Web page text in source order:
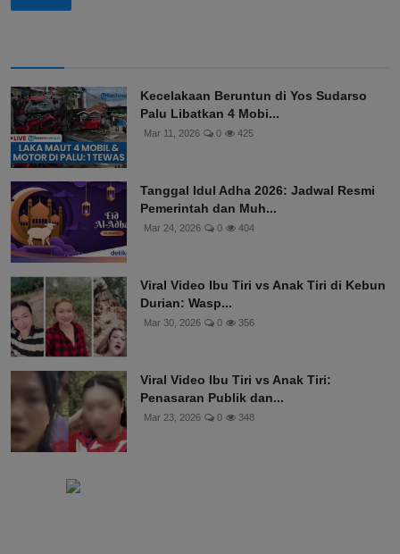
Kecelakaan Beruntun di Yos Sudarso
Palu Libatkan 4 Mobi...
Mar 11, 2026 0 425
Tanggal Idul Adha 2026: Jadwal Resmi
Pemerintah dan Muh...
Mar 24, 2026 0 404
Viral Video Ibu Tiri vs Anak Tiri di Kebun
Durian: Wasp...
Mar 30, 2026 0 356
Viral Video Ibu Tiri vs Anak Tiri:
Penasaran Publik dan...
Mar 23, 2026 0 348